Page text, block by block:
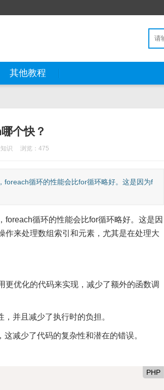
其他教程
个快？
识 浏览：475
foreach循环的性能会比for循环略好。这是因为f
循环的性能会比for循环略好。这是因
作来处理数组索引和元素，尤其是在处理大
优化的代码来实现，减少了额外的函数调
并且减少了执行时的负担。
减少了代码的复杂性和潜在的错误。
PHP